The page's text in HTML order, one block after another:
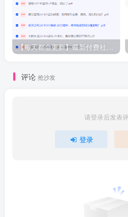
【每天都会更新】最新付费社群公众号文章
评论 抢沙发
请登录后发表
登录